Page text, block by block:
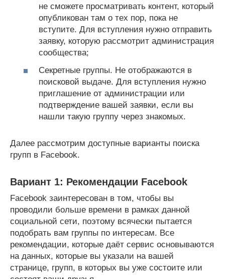
не сможете просматривать контент, который
опубликован там о тех пор, пока не
вступите. Для вступления нужно отправить
заявку, которую рассмотрит администрация
сообщества;
Секретные группы. Не отображаются в
поисковой выдаче. Для вступления нужно
приглашение от администрации или
подтверждение вашей заявки, если вы
нашли такую группу через знакомых.
Далее рассмотрим доступные варианты поиска
групп в Facebook.
Вариант 1: Рекомендации Facebook
Facebook заинтересован в том, чтобы вы
проводили больше времени в рамках данной
социальной сети, поэтому всячески пытается
подобрать вам группы по интересам. Все
рекомендации, которые даёт сервис основываются
на данных, которые вы указали на вашей
странице, групп, в которых вы уже состоите или